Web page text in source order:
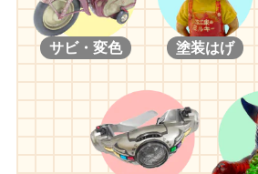
サビ・変色 塗装はげ